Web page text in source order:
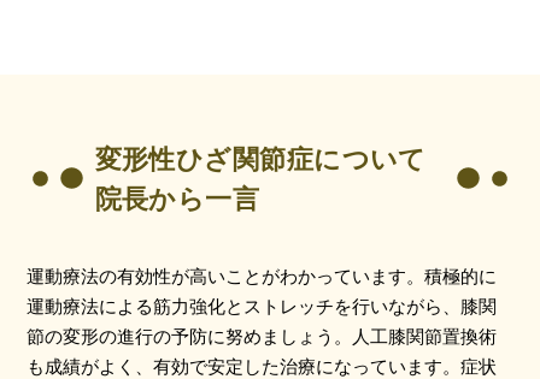
変形性ひざ関節症について
院長から一言
運動療法の有効性が高いことがわかっています。積極的に
運動療法による筋力強化とストレッチを行いながら、膝関
節の変形の進行の予防に努めましょう。人工膝関節置換術
も成績がよく、有効で安定した治療になっています。症状